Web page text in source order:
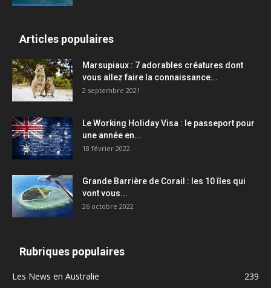
Articles populaires
Marsupiaux : 7 adorables créatures dont
vous allez faire la connaissance...
2 septembre 2021
Le Working Holiday Visa : le passeport pour
une année en...
18 février 2022
Grande Barrière de Corail : les 10 îles qui
vont vous...
26 octobre 2022
Rubriques populaires
Les News en Australie
239